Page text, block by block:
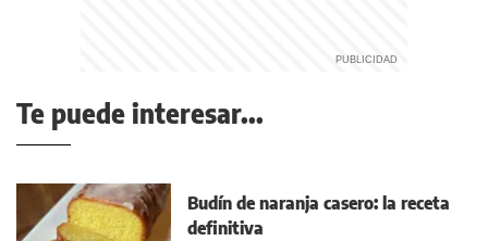
Te puede interesar...
Budín de naranja casero: la receta
definitiva